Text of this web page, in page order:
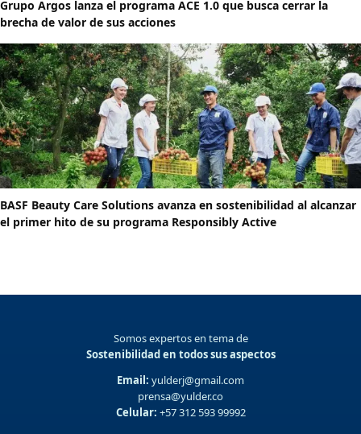
Grupo Argos lanza el programa ACE 1.0 que busca cerrar la
brecha de valor de sus acciones
BASF Beauty Care Solutions avanza en sostenibilidad al alcanzar
el primer hito de su programa Responsibly Active
Somos expertos en tema de
Sostenibilidad en todos sus aspectos
Email: yulderj@gmail.com
prensa@yulder.co
Celular: +57 312 593 99992